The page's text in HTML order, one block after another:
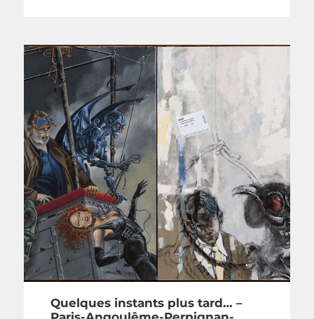
Quelques instants plus tard… –